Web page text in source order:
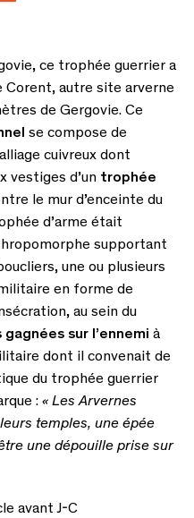
ce trophée guerrier a
Corent, autre site arverne
de Gergovie. Ce
se compose de
cuivreux dont
vestiges d’un trophée
le mur d’enceinte du
d’arme était
supportant
une ou plusieurs
en forme de
au sein du
gagnées sur l’ennemi à
dont il convenait de
du trophée guerrier
: « Les Arvernes
temples, une épée
une dépouille prise sur
avant J-C